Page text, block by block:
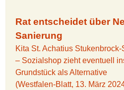
Rat entscheidet über
Sanierung
Kita St. Achatius
– Sozialshop zieht eventuell
Grundstück als Alternative
(Westfalen-Blatt, 13. März